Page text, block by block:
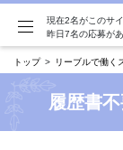
現在2名がこのサ
昨日7名の応募が
トップ リーブルで働く
履歴書